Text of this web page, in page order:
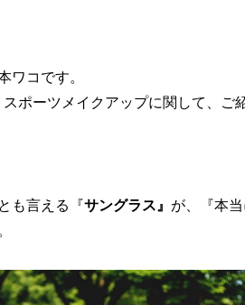
ワコです。
ポーツメイクアップに関して、ご
も言える『サングラス』 が、『本